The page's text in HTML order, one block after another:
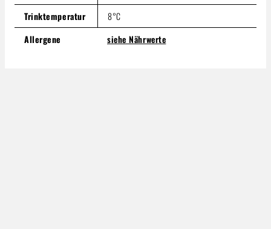
Trinktemperatur
8°C
Allergene
siehe Nährwerte